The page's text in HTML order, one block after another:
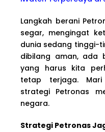
Langkah berani
segar, mengingat
dunia sedang tinggi-
dibilang aman, ada
yang harus kita
tetap terjaga.
strategi Petronas
negara.
Strategi Petronas